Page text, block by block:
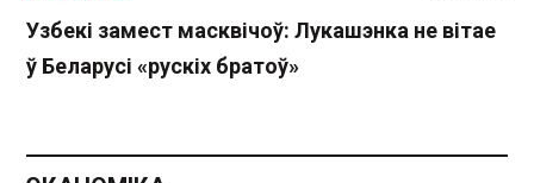
Узбекі замест масквічоў: Лукашэнка не вітае
ў Беларусі «рускіх братоў»